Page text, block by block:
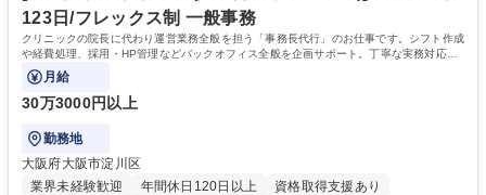
123日/フレックス制 一般事務
クリニックの院長に代わり運営業務全般を担う「事務長代行」のお仕事です。シフト作成
や経費処理、採用・HP管理などバックオフィス全般を企画サポート。丁寧な実務対応で
現場を支え、専門スキルを構築できます。
月給
30万3000円以上
勤務地
大阪府大阪市淀川区
業界未経験歓迎
年間休日120日以上
資格取得支援あり